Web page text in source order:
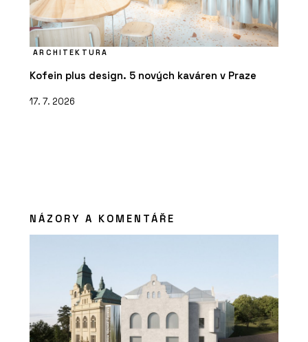
ARCHITEKTURA
Kofein plus design. 5 nových kaváren v Praze
17. 7. 2026
NÁZORY A KOMENTÁŘE